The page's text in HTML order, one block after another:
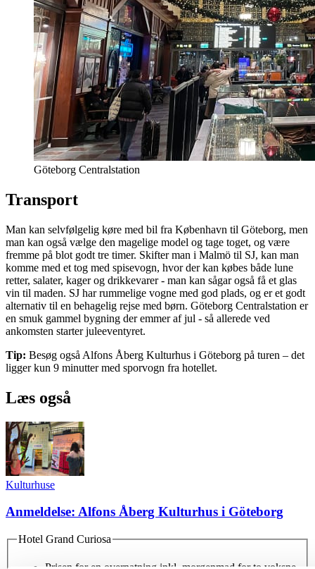
Göteborg Centralstation
Transport
Man kan selvfølgelig køre med bil fra København til Göteborg, men
man kan også vælge den magelige model og tage toget, og være
fremme på blot godt tre timer. Skifter man i Malmö til SJ, kan man
komme med et tog med spisevogn, hvor der kan købes både lune
retter, salater, kager og drikkevarer - man kan sågar også få et glas
vin til maden. SJ har rummelige vogne med god plads, og er et godt
alternativ til en behagelig rejse med børn. Göteborg Centralstation er
en smuk gammel bygning der emmer af jul - så allerede ved
ankomsten starter juleeventyret.
Tip: Besøg også Alfons Åberg Kulturhus i Göteborg på turen – det
ligger kun 9 minutter med sporvogn fra hotellet.
Læs også
Kulturhuse
Anmeldelse: Alfons Åberg Kulturhus i Göteborg
Hotel Grand Curiosa